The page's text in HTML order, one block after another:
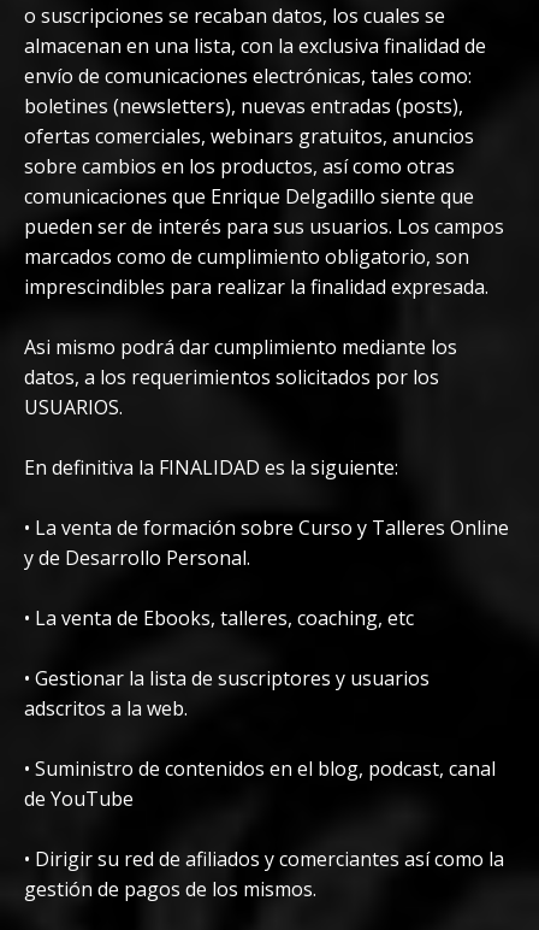
o suscripciones se recaban datos, los cuales se
almacenan en una lista, con la exclusiva finalidad de
envío de comunicaciones electrónicas, tales como:
boletines (newsletters), nuevas entradas (posts),
ofertas comerciales, webinars gratuitos, anuncios
sobre cambios en los productos, así como otras
comunicaciones que Enrique Delgadillo siente que
pueden ser de interés para sus usuarios. Los campos
marcados como de cumplimiento obligatorio, son
imprescindibles para realizar la finalidad expresada.
Asi mismo podrá dar cumplimiento mediante los
datos, a los requerimientos solicitados por los
USUARIOS.
En definitiva la FINALIDAD es la siguiente:
• La venta de formación sobre Curso y Talleres Online
y de Desarrollo Personal.
• La venta de Ebooks, talleres, coaching, etc
• Gestionar la lista de suscriptores y usuarios
adscritos a la web.
• Suministro de contenidos en el blog, podcast, canal
de YouTube
• Dirigir su red de afiliados y comerciantes así como la
gestión de pagos de los mismos.